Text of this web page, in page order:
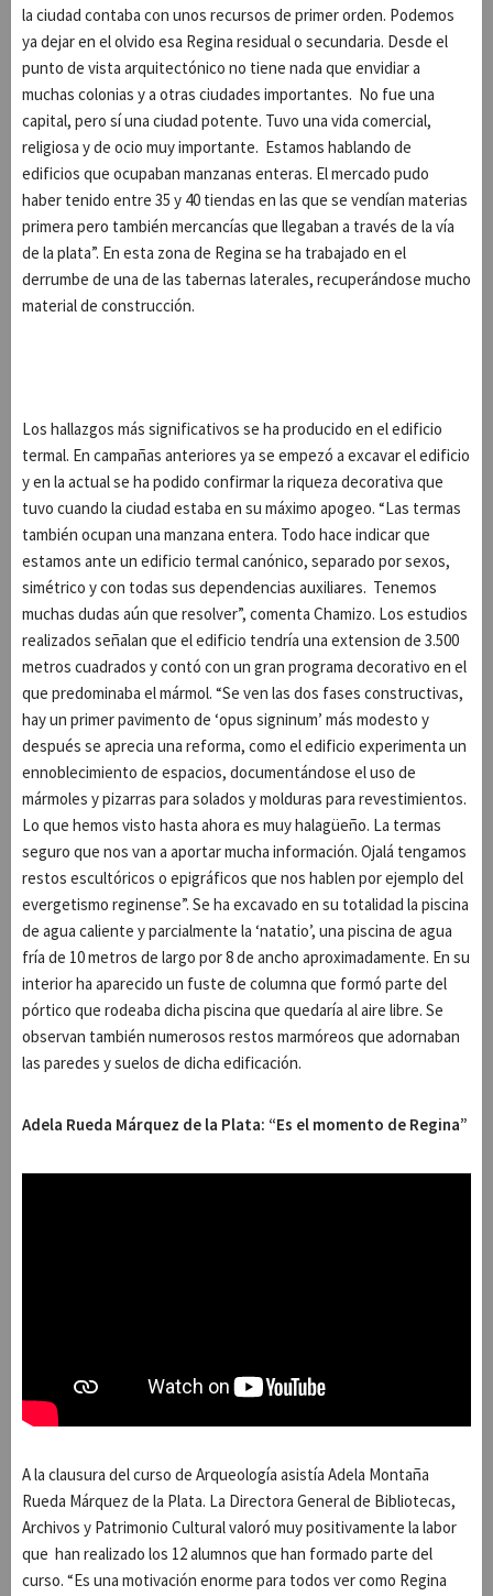
la ciudad contaba con unos recursos de primer orden. Podemos
ya dejar en el olvido esa Regina residual o secundaria. Desde el
punto de vista arquitectónico no tiene nada que envidiar a
muchas colonias y a otras ciudades importantes. No fue una
capital, pero sí una ciudad potente. Tuvo una vida comercial,
religiosa y de ocio muy importante. Estamos hablando de
edificios que ocupaban manzanas enteras. El mercado pudo
haber tenido entre 35 y 40 tiendas en las que se vendían materias
primera pero también mercancías que llegaban a través de la vía
de la plata”. En esta zona de Regina se ha trabajado en el
derrumbe de una de las tabernas laterales, recuperándose mucho
material de construcción.
Los hallazgos más significativos se ha producido en el edificio
termal. En campañas anteriores ya se empezó a excavar el edificio
y en la actual se ha podido confirmar la riqueza decorativa que
tuvo cuando la ciudad estaba en su máximo apogeo. “Las termas
también ocupan una manzana entera. Todo hace indicar que
estamos ante un edificio termal canónico, separado por sexos,
simétrico y con todas sus dependencias auxiliares. Tenemos
muchas dudas aún que resolver”, comenta Chamizo. Los estudios
realizados señalan que el edificio tendría una extension de 3.500
metros cuadrados y contó con un gran programa decorativo en el
que predominaba el mármol. “Se ven las dos fases constructivas,
hay un primer pavimento de ‘opus signinum’ más modesto y
después se aprecia una reforma, como el edificio experimenta un
ennoblecimiento de espacios, documentándose el uso de
mármoles y pizarras para solados y molduras para revestimientos.
Lo que hemos visto hasta ahora es muy halagüeño. La termas
seguro que nos van a aportar mucha información. Ojalá tengamos
restos escultóricos o epigráficos que nos hablen por ejemplo del
evergetismo reginense”. Se ha excavado en su totalidad la piscina
de agua caliente y parcialmente la ‘natatio’, una piscina de agua
fría de 10 metros de largo por 8 de ancho aproximadamente. En su
interior ha aparecido un fuste de columna que formó parte del
pórtico que rodeaba dicha piscina que quedaría al aire libre. Se
observan también numerosos restos marmóreos que adornaban
las paredes y suelos de dicha edificación.
Adela Rueda Márquez de la Plata: “Es el momento de Regina”
A la clausura del curso de Arqueología asistía Adela Montaña
Rueda Márquez de la Plata. La Directora General de Bibliotecas,
Archivos y Patrimonio Cultural valoró muy positivamente la labor
que han realizado los 12 alumnos que han formado parte del
curso. “Es una motivación enorme para todos ver como Regina